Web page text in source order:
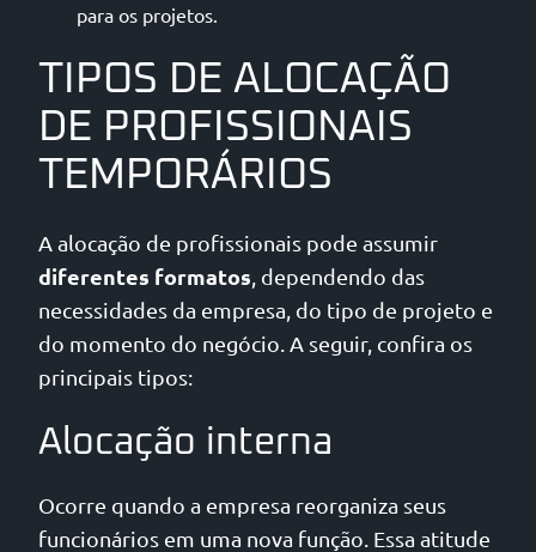
para os projetos.
TIPOS DE ALOCAÇÃO
DE PROFISSIONAIS
TEMPORÁRIOS
A alocação de profissionais pode assumir
diferentes formatos , dependendo das
necessidades da empresa, do tipo de projeto e
do momento do negócio. A seguir, confira os
principais tipos:
Alocação interna
Ocorre quando a empresa reorganiza seus
funcionários em uma nova função. Essa atitude